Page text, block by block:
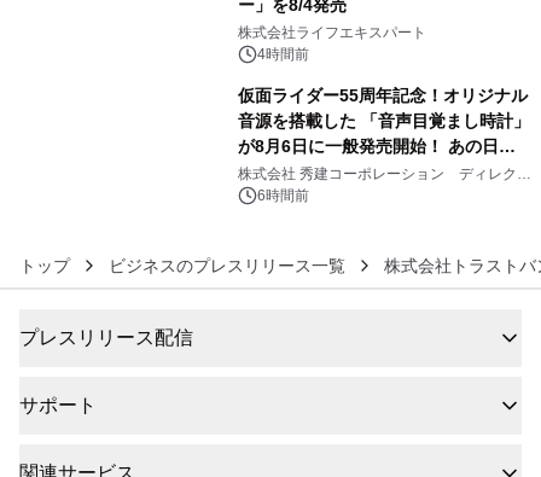
ー」を8/4発売
株式会社ライフエキスパート
4時間前
仮面ライダー55周年記念！オリジナル
音源を搭載した 「音声目覚まし時計」
が8月6日に一般発売開始！ あの日の
大興奮が今甦る
株式会社 秀建コーポレーション ディレクト
アートギャラリー
6時間前
トップ ビジネスのプレスリリース一覧 株式会社トラストバ
プレスリリース配信
サポート
関連サービス